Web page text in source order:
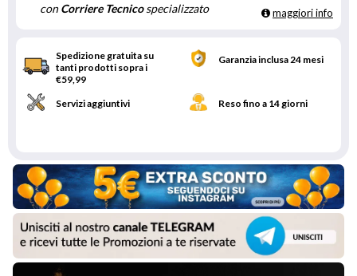
conCorriere Tecnicospecializzato maggiori info
Spedizione gratuita su
tanti prodotti sopra i
€59,99
Garanzia inclusa 24 mesi
Servizi aggiuntivi Reso fino a 14 giorni